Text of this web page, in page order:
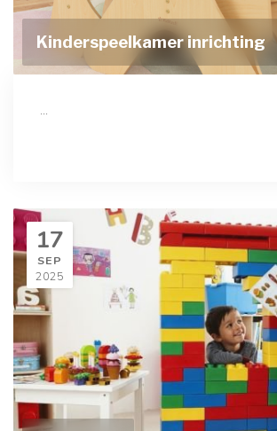
Kinderspeelkamer inrichting
...
17
SEP
2025